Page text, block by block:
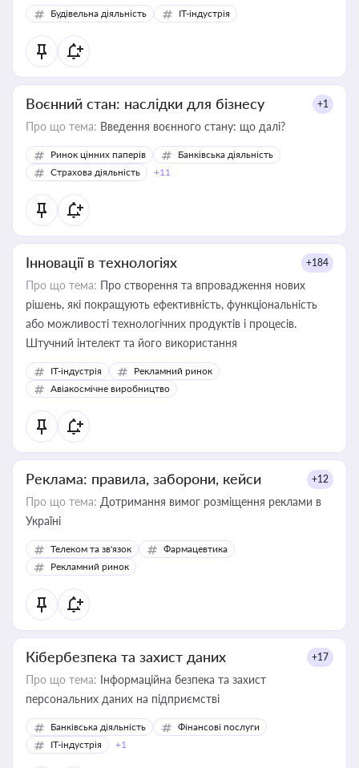
Будівельна діяльність IT-індустрія
Воєнний стан: наслідки для бізнесу +1
Про що тема: Введення воєнного стану: що далі?
Ринок цінних паперів
Банківська діяльність
Страхова діяльність
+11
Інновації в технологіях +184
Про що тема: Про створення та впровадження нових
рішень, які покращують ефективність, функціональність
або можливості технологічних продуктів і процесів.
Штучний інтелект та його використання
IT-індустрія
Рекламний ринок
Авіакосмічне виробництво
Реклама: правила, заборони, кейси +12
Про що тема: Дотримання вимог розміщення реклами в
Україні
Телеком та зв'язок
Фармацевтика
Рекламний ринок
Кібербезпека та захист даних +17
Про що тема: Інформаційна безпека та захист
персональних даних на підприємстві
Банківська діяльність
Фінансові послуги
IT-індустрія
+1